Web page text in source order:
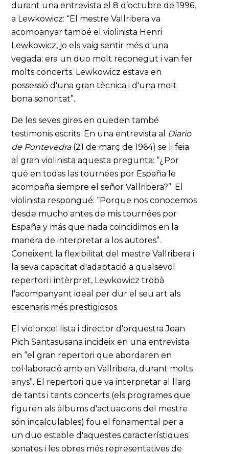
durant una entrevista el 8 d’octubre de 1996,
a Lewkowicz: “El mestre Vallribera va
acompanyar també el violinista Henri
Lewkowicz, jo els vaig sentir més d'una
vegada; era un duo molt reconegut i van fer
molts concerts. Lewkowicz estava en
possessió d'una gran tècnica i d'una molt
bona sonoritat”.
De les seves gires en queden també
testimonis escrits. En una entrevista al Diario
de Pontevedra(21 de març de 1964) se li feia
al gran violinista aquesta pregunta: “¿Por
qué en todas las tournées por España le
acompaña siempre el señor Vallribera?”. El
violinista respongué: “Porque nos conocemos
desde mucho antes de mis tournées por
España y más que nada coincidimos en la
manera de interpretar a los autores”.
Coneixent la flexibilitat del mestre Vallribera i
la seva capacitat d'adaptació a qualsevol
repertori i intèrpret, Lewkowicz trobà
l'acompanyant ideal per dur el seu art als
escenaris més prestigiosos.
El violoncel·lista i director d’orquestra Joan
Pich Santasusana incideix en una entrevista
en “el gran repertori que abordaren en
col·laboració amb en Vallribera, durant molts
anys”. El repertori que va interpretar al llarg
de tants i tants concerts (els programes que
figuren als àlbums d'actuacions del mestre
són incalculables) fou el fonamental per a
un duo estable d'aquestes característiques:
sonates i les obres més representatives de